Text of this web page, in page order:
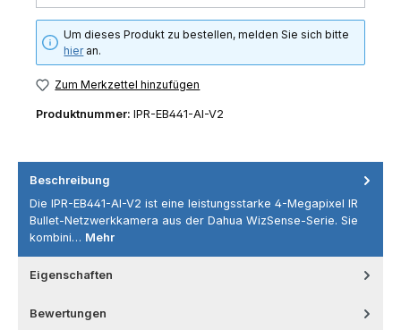
Um dieses Produkt zu bestellen, melden Sie sich bitte
hieran.
Zum Merkzettel hinzufügen
Produktnummer: IPR-EB441-AI-V2
Beschreibung
Die IPR-EB441-AI-V2 ist eine leistungsstarke 4-Megapixel IR
Bullet-Netzwerkkamera aus der Dahua WizSense-Serie. Sie
kombini… Mehr
Eigenschaften
Bewertungen